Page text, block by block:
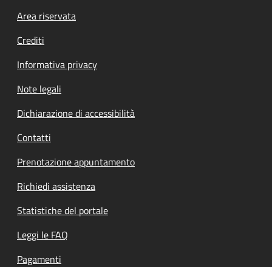
Footer menu
Area riservata
Crediti
Informativa privacy
Note legali
Dichiarazione di accessibilità
Contatti
Prenotazione appuntamento
Richiedi assistenza
Statistiche del portale
Leggi le FAQ
Pagamenti